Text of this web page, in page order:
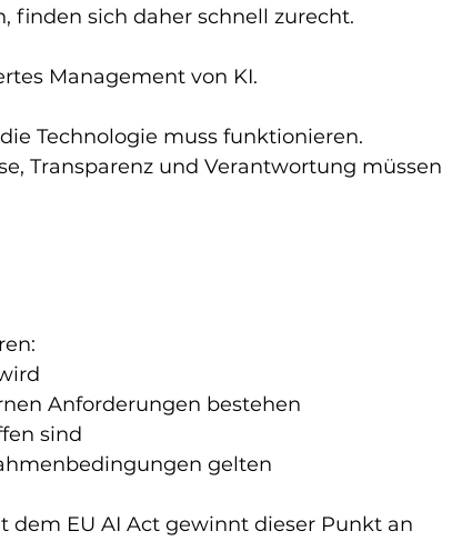
finden sich daher schnell zurecht.
Management von KI.
Technologie muss funktionieren.
Transparenz und Verantwortung müssen
Anforderungen bestehen
sind
gelten
dem EU AI Act gewinnt dieser Punkt an